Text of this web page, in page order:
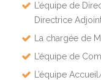
L’équipe de
Directrice
La chargée de
L’équipe de
L’équipe